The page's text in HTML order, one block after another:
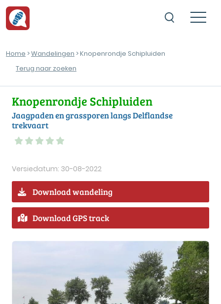
Home >Wandelingen > Knopenrondje Schipluiden
Terug naar zoeken
Knopenrondje Schipluiden
Jaagpaden en grassporen langs Delflandse
trekvaart
Versiedatum: 30-08-2022
Download wandeling
Download GPS track